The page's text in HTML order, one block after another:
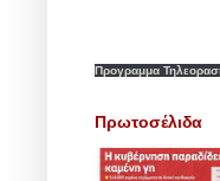
Προγραμμα
Πρωτοσέλιδα